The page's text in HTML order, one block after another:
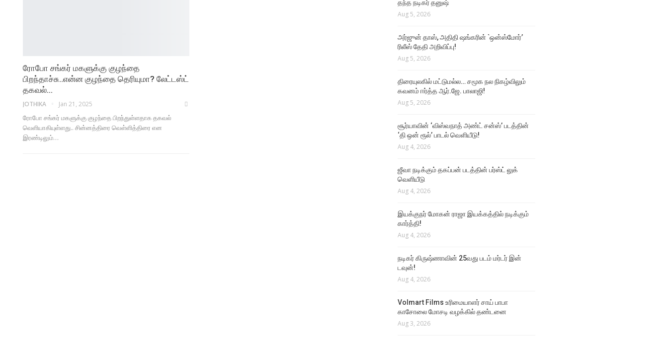
ரோபோ சங்கர் மகளுக்கு குழந்தை
பிறந்தாச்சு..என்ன குழந்தை தெரியுமா? லேட்டஸ்ட்
தகவல்…
JOTHIKA Jan 21, 2025
ரோபோ சங்கர் மகளுக்கு குழந்தை பிறந்துள்ளதாக தகவல்
வெளியாகியுள்ளது.. சின்னத்திரை வெள்ளித்திரை என
இரண்டிலும்…
தந்த நடிகர் தனுஷ்
Aug 5, 2026
அர்ஜுன் தாஸ், அதிதி ஷங்கரின் `ஒன்ஸ்மோர்’
ரிலீஸ் தேதி அறிவிப்பு!
Aug 5, 2026
திரையுலகில் மட்டுமல்ல… சமூக நல நிகழ்விலும்
கவனம் ஈர்த்த ஆர்.ஜே. பாலாஜி!
Aug 5, 2026
சூர்யாவின் ‘விஸ்வநாத் அண்ட் சன்ஸ்’ படத்தின்
‘தி ஒன் ரூல்’ பாடல் வெளியீடு!
Aug 4, 2026
ஜீவா நடிக்கும் தகப்பன் படத்தின் பர்ஸ்ட் லுக்
வெளியீடு
Aug 4, 2026
இயக்குநர் மோகன் ராஜா இயக்கத்தில் நடிக்கும்
கார்த்தி!
Aug 4, 2026
நடிகர் கிருஷ்ணாவின் 25வது படம் மர்டர் இன்
டவுன்!
Aug 4, 2026
Volmart Films உரிமையாளர் சாய் பாபா
காசோலை மோசடி வழக்கில் தண்டனை
Aug 3, 2026